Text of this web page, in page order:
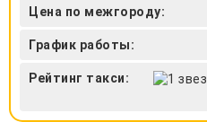
Цена по межгороду:
График работы:
Рейтинг такси: